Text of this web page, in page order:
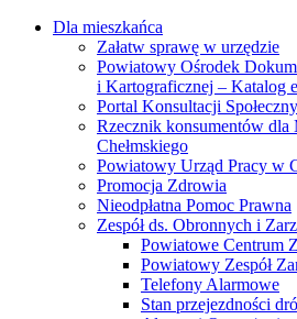
Dla mieszkańca
Załatw sprawę w urzędzie
Powiatowy Ośrodek
i Kartograficznej – Katalog
Portal Konsultacji
Rzecznik konsumentów dla
Chełmskiego
Powiatowy Urząd Pracy w
Promocja Zdrowia
Nieodpłatna Pomoc Prawna
Zespół ds. Obronnych i
Powiatowe Centrum
Powiatowy Zespół
Telefony Alarmowe
Stan przejezdności